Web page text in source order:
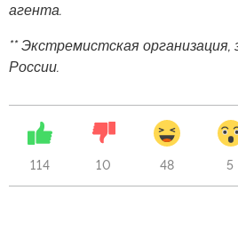
агента.
** Экстремистская организация,
России.
114 10 48 5